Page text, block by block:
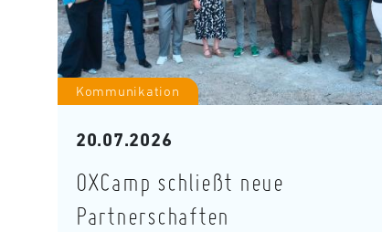
Kommunikation
20.07.2026
OXCamp schließt neue
Partnerschaften